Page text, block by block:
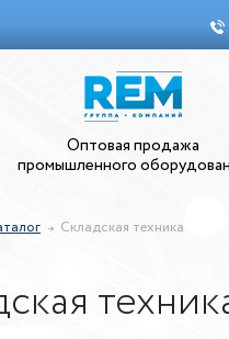
Оптовая продажа
промышленного
Складская техника